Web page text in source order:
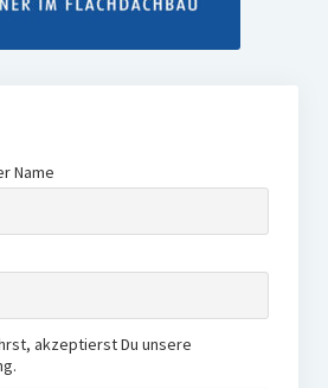
Name
akzeptierst Du unsere